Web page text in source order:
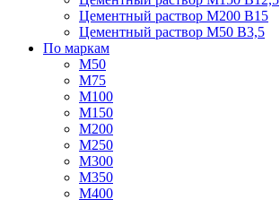
Цементный раствор М200 В15
Цементный раствор М50 В3,5
По маркам
М50
М75
М100
М150
М200
М250
М300
М350
М400